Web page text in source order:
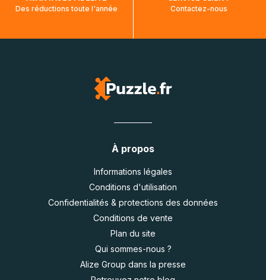
Des réductions toute l'année
Contactez-nous
À propos
Informations légales
Conditions d'utilisation
Confidentialités & protections des données
Conditions de vente
Plan du site
Qui sommes-nous ?
Alize Group dans la presse